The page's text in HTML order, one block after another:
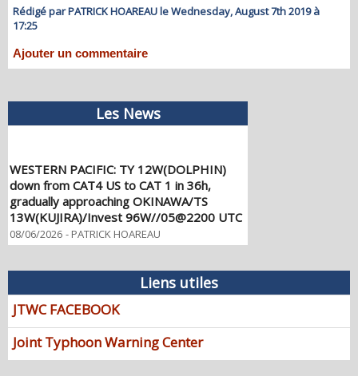
Rédigé par PATRICK HOAREAU le Wednesday, August 7th 2019 à
17:25
Ajouter un commentaire
Les News
WESTERN PACIFIC: TY 12W(DOLPHIN)
down from CAT4 US to CAT 1 in 36h,
gradually approaching OKINAWA/TS
13W(KUJIRA)/Invest 96W//05@2200 UTC
08/06/2026 PATRICK HOAREAU
temporarily back to CAT 4 US with the
unexpected inner core re-
consolidation/Invest 94W//04@1000 UTC
08/04/2026
WESTERN PACIFIC: TY 12W(DOLPHIN)
Liens utiles
JTWC FACEBOOK
Joint Typhoon Warning Center